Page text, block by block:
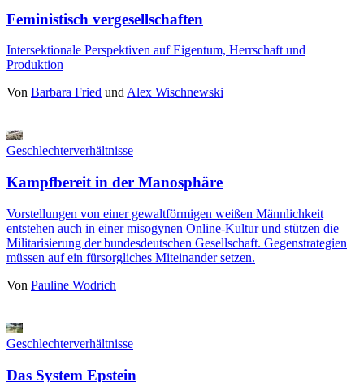
Feministisch vergesellschaften
Intersektionale Perspektiven auf Eigentum, Herrschaft und
Produktion
Von Barbara Fried und Alex Wischnewski
Geschlechterverhältnisse
Kampfbereit in der Manosphäre
Vorstellungen von einer gewaltförmigen weißen Männlichkeit
entstehen auch in einer misogynen Online-Kultur und stützen die
Militarisierung der bundesdeutschen Gesellschaft. Gegenstrategien
müssen auf ein fürsorgliches Miteinander setzen.
Von Pauline Wodrich
Geschlechterverhältnisse
Das System Epstein